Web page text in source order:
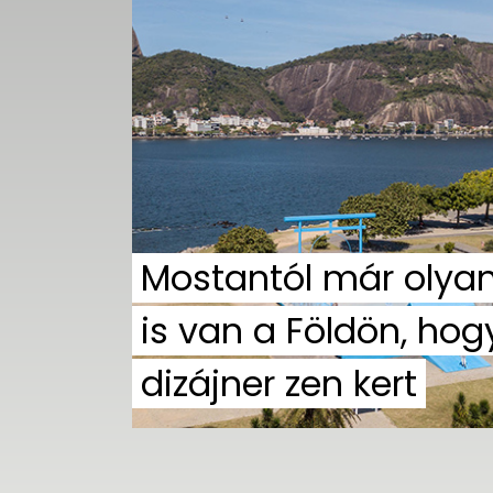
UTCA
ZENE
MÉDIAAJÁNLAT
IMPRESSZUM
ADATKEZELÉSI
TÁJÉKOZTATÓ
Mostantól már
is van a Földön,
dizájner zen kert